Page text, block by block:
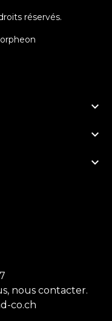
réservés.



nous contacter.
co.ch